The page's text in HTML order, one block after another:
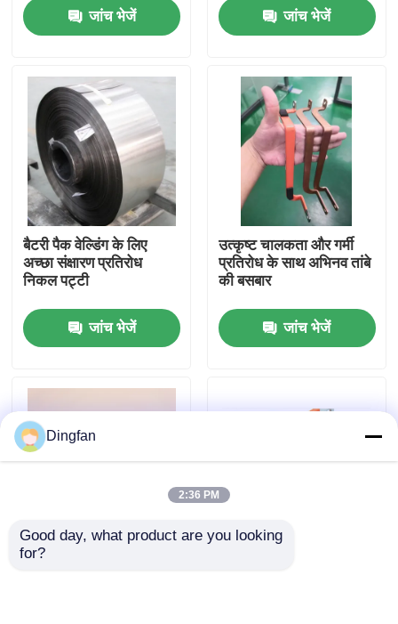
घर
उत्पादों
हमारे बारे में
कारखाना भ्रमण
गुणवत्ता नियंत्रण
संपर्क करें
समाचार
शुद्ध निकल पट्टी
जांच भेजें
जांच भेजें
बैटरी पैक वेल्डिंग के लिए
अच्छा संक्षारण प्रतिरोध
निकल पट्टी
जांच भेजें
उत्कृष्ट चालकता और गर्मी
प्रतिरोध के साथ अभिनव तांबे
की बसबार
जांच भेजें
उच्च चालकता और स्थायित्व
Dingfan
2:36 PM
Good day, what product are you looking
for?